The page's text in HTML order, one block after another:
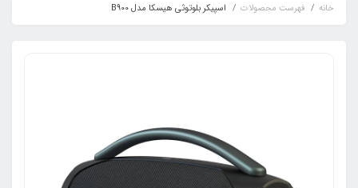
خانه فهرست محصولات اسپیکر بلوتوثی هیسکا مدل B900